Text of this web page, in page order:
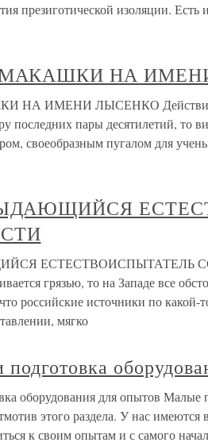
презиготической изоляции. Есть
НА
ИМЕНИ ЛЫСЕНКО
последних пары десятилетий, то
своеобразным пугалом для
ЕСТЕСТВОИСПЫТАТЕЛЬ
грязью, то на Западе все
российские источники по какой-
мягко
оборудования для опытов
этого раздела. У нас имеются
к своим опытам и с самого